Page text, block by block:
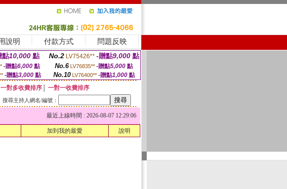
說明 付款方式 問題反映
點10,000 點 No.2 LV75426** -贈點9,000 點
-贈點6,000點 No.6 LV76835** -贈點5,000點
-贈點3,000點 No.10 LV76400** -贈點1,000 點
一對多收費排序
一對一收費排序
搜尋主持人網名/編號：
最近上線時間 : 2026-08-07 12:29:06
加到我的最愛 說明